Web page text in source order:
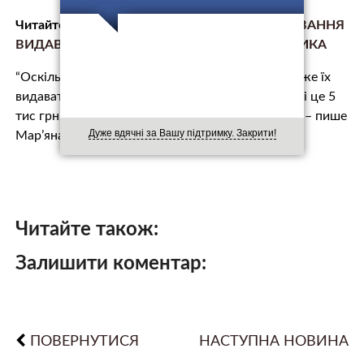
Дуже вдячні за Вашу підтримку. Закрити!
Читайте також:ВЧИТЕЛЬ ФІЗИЧНОГО ВИХОВАННЯ
ВИДАВ СЕБЕ ЗА ЛIКAPЯ ТА ВТOПUВ ХЛОПЧИКА
“Оскільки я не приписана в Києві, “Лісод” не може їх
видавати нам на квартиру, а лежати в стаціонарі це 5
тис грн. за добу. У нас немає такої можливості”, – пише
Мар’яна.
Читайте також:
Залишити коментар:
ПОВЕРНУТИСЯ НАСТУПНА НОВИНА